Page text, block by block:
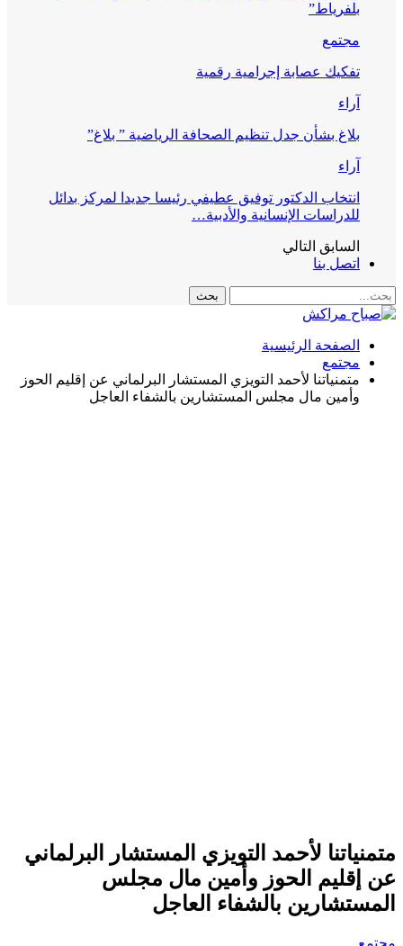
بلفرياط”
مجتمع
تفكيك عصابة إجرامية رقمية
آراء
بلاغ بشأن جدل تنظيم الصحافة الرياضية ” بلاغ”
آراء
انتخاب الدكتور توفيق عطيفي رئيسا جديدا لمركز بدائل
للدراسات الإنسانية والأدبية…
السابق التالي
اتصل بنا
الصفحة الرئيسية
مجتمع
متمنياتنا لأحمد التويزي المستشار البرلماني عن إقليم الحوز
وأمين مال مجلس المستشارين بالشفاء العاجل
متمنياتنا لأحمد التويزي المستشار البرلماني
عن إقليم الحوز وأمين مال مجلس
المستشارين بالشفاء العاجل
مجتمع